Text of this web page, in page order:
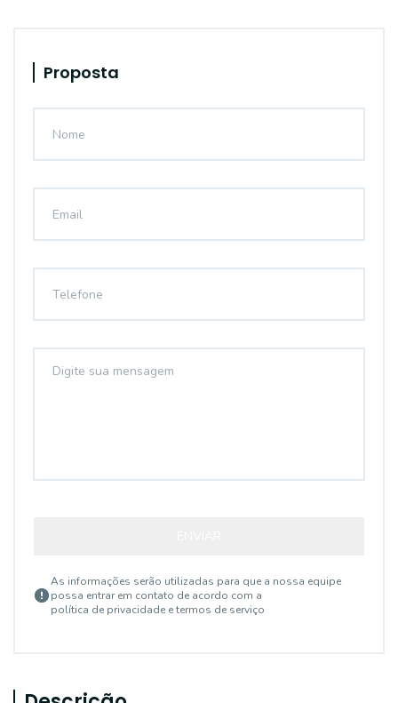
Proposta
As informações serão utilizadas para que a nossa equipe
possa entrar em contato de acordo com a
política de privacidade e termos de serviço